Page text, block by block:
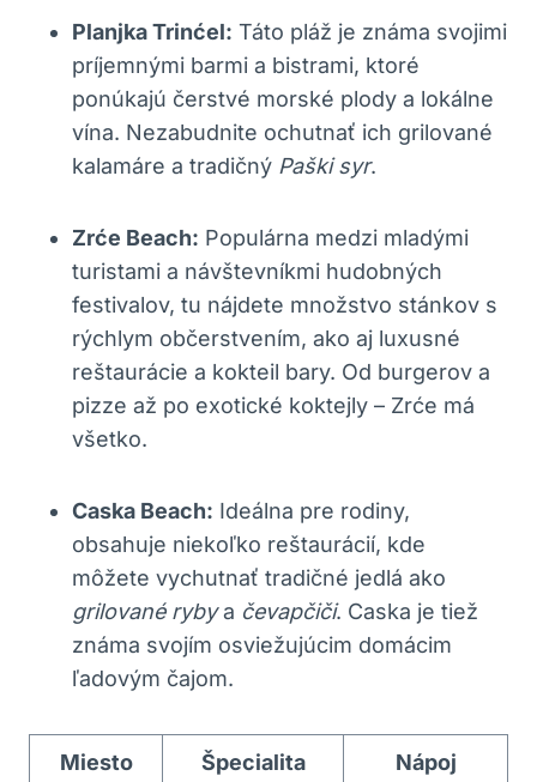
Planjka Trinćel: Táto pláž je známa svojimi
príjemnými barmi a bistrami, ktoré
ponúkajú čerstvé morské plody a lokálne
vína. Nezabudnite ochutnať ich grilované
kalamáre a tradičný Paški syr.
Zrće Beach: Populárna medzi mladými
turistami a návštevníkmi hudobných
festivalov, tu nájdete množstvo stánkov s
rýchlym občerstvením, ako aj luxusné
reštaurácie a kokteil bary. Od burgerov a
pizze až po exotické koktejly – Zrće má
všetko.
Caska Beach: Ideálna pre rodiny,
obsahuje niekoľko reštaurácií, kde
môžete vychutnať tradičné jedlá ako
grilované rybya čevapčiči. Caska je tiež
známa svojím osviežujúcim domácim
ľadovým čajom.
Miesto Špecialita Nápoj